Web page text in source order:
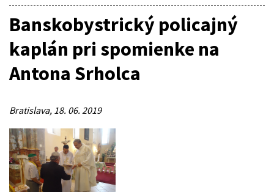
Banskobystrický policajný
kaplán pri spomienke na
Antona Srholca
Bratislava, 18. 06. 2019